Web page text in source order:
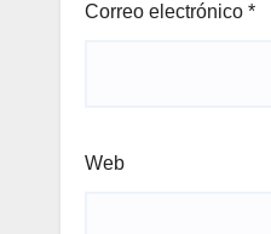
Correo electrónico *
Web